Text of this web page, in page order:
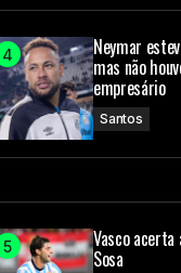
Neymar
mas não
empresário
Santos
Vasco
Sosa